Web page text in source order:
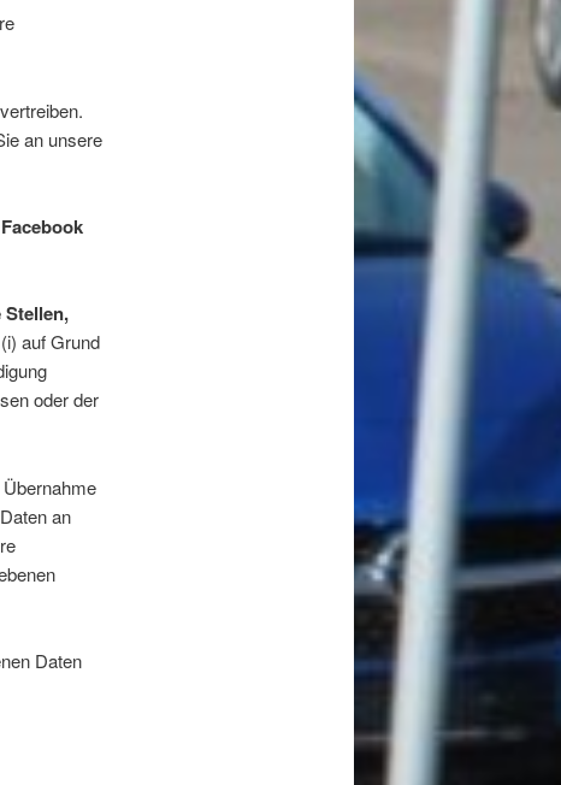
an unsere
Facebook
auf Grund
oder der
an
Daten